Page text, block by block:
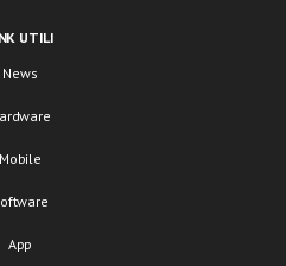
UTILI
News
Mobile
App